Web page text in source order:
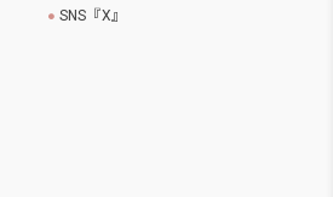
SNS『X』